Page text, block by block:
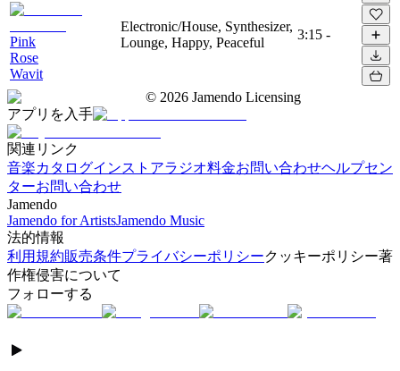
Pink
Rose
Wavit
Electronic/House, Synthesizer,
Lounge, Happy, Peaceful
3:15 -
© 2026 Jamendo Licensing
アプリを入手
関連リンク
音楽カタログインストアラジオ料金お問い合わせヘルプセン
ターお問い合わせ
Jamendo
Jamendo for ArtistsJamendo Music
法的情報
利用規約販売条件プライバシーポリシークッキーポリシー著
作権侵害について
フォローする